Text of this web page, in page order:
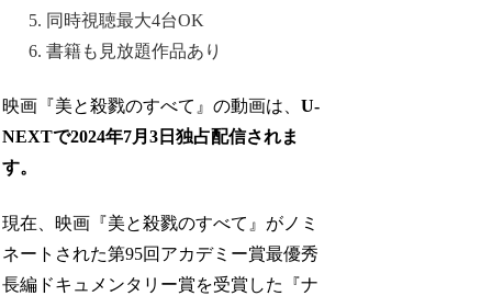
同時視聴最大4台OK
書籍も見放題作品あり
映画『美と殺戮のすべて』の動画は、U-
NEXTで2024年7月3日独占配信されま
す。
現在、映画『美と殺戮のすべて』がノミ
ネートされた第95回アカデミー賞最優秀
長編ドキュメンタリー賞を受賞した『ナ